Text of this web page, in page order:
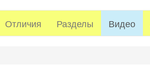
Отличия Разделы Видео